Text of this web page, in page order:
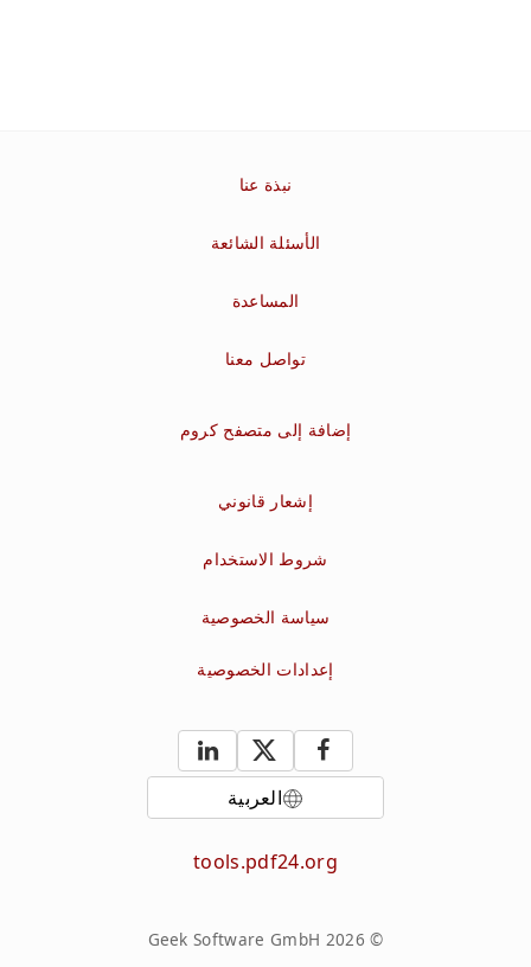
نبذة عنا
الأسئلة الشائعة
المساعدة
تواصل معنا
إضافة إلى متصفح كروم
إشعار قانوني
شروط الاستخدام
سياسة الخصوصية
إعدادات الخصوصية
العربية
tools.pdf24.org
© 2026 Geek Software GmbH